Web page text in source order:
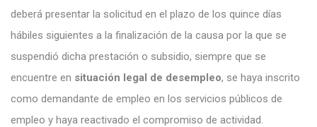
deberá presentar la solicitud en el plazo de los quince días
hábiles siguientes a la finalización de la causa por la que se
suspendió dicha prestación o subsidio, siempre que se
encuentre en situación legal de desempleo, se haya inscrito
como demandante de empleo en los servicios públicos de
empleo y haya reactivado el compromiso de actividad.